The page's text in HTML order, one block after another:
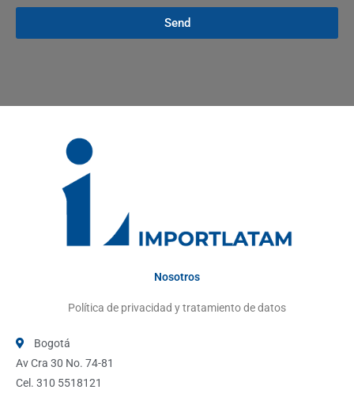
Send
Nosotros
Política de privacidad y tratamiento de datos
Bogotá
Av Cra 30 No. 74-81
Cel. 310 5518121